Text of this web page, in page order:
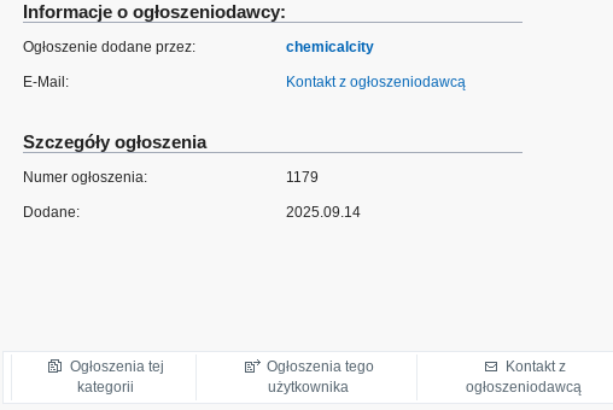
Informacje o ogłoszeniodawcy:
Ogłoszenie dodane przez: chemicalcity
E-Mail: Kontakt z ogłoszeniodawcą
Szczegóły ogłoszenia
Numer ogłoszenia: 1179
Dodane: 2025.09.14
Ogłoszenia tej
kategorii
Ogłoszenia tego
użytkownika
Kontakt z
ogłoszeniodawcą